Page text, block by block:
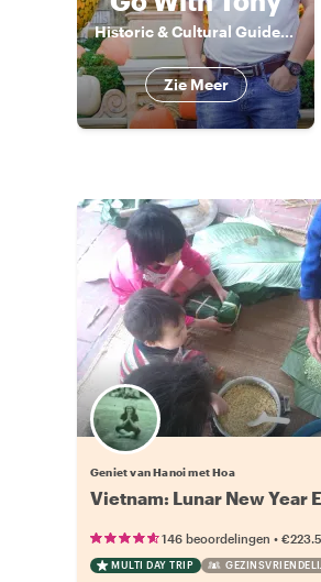
Historic & Cultural Guide, Storyteller
Zie Meer
Geniet van Hanoi met Hoa
Vietnam: Lunar New Year
146 beoordelingen •
MULTI DAY TRIP